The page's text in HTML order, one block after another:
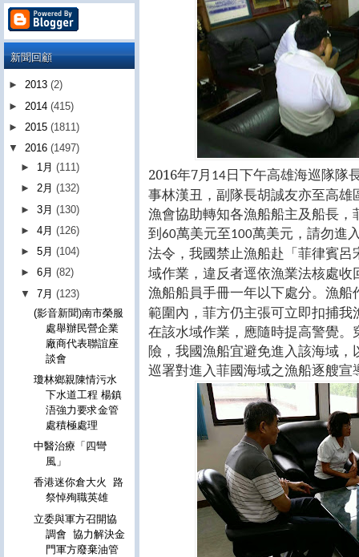
2016年7月 14日下午高雄海巡隊隊
事林漢丑，副隊長胡誠友亦至高
漁會協助轉知各漁船船主及船長
到60萬美元至100萬美元，請勿進
法令，我國禁止漁船赴「菲律賓呂
域作業，違反者逕依漁業法核處
漁船船員手冊一年以下處分。漁
範圍內，菲方仍主張可立即扣捕
在該水域作業，應隨時提高警覺
險，我國漁船宜避免進入該海域
巡署對進入菲國海域之漁船逐艘
新聞回顧
► 2013 (2)
► 2014 (415)
► 2015 (1811)
▼ 2016 (1497)
► 1月(111)
►2月(132)
►3月(130)
►4月(126)
►5月(104)
►6月(82)
▼7月(123)
(影音新聞)南市榮服
處舉辦民營企業
廠商代表聯誼座
談會
瓊林鄉親陳情污水
下水道工程 楊鎮
浯強力要求金管
處積極處理
中醫治療「四彎
風」
香港迷你倉大火 路
祭悼殉職英雄
立委與軍方召開協
調會 協力解決金
門軍方廢棄油管